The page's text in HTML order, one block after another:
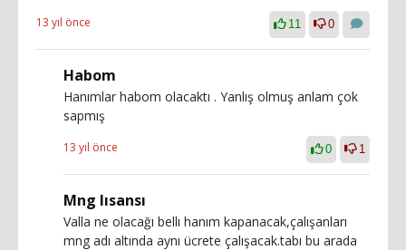
13 yıl önce 11 0
Habom
Hanımlar habom olacaktı . Yanlış olmuş anlam çok
sapmış
13 yıl önce 0 1
Mng lısansı
Valla ne olacağı bellı hanım kapanacak,çalışanları
mng adı altında aynı ücrete çalışacak.tabı bu arada